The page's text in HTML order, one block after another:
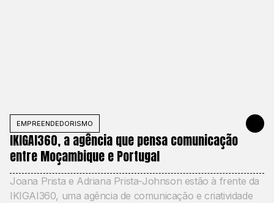
EMPREENDEDORISMO JULY 29,
IKIGAI360, a agência que pensa comunicação
entre Moçambique e Portugal
Joana Prista e Adriana Prista-Johnson estão à frente da
IKIGAI360, uma agência de comunicação e criatividade